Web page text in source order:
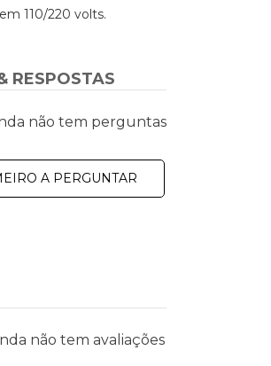
110/220 volts.
não tem avaliações
RESPOSTAS
não tem perguntas
A PERGUNTAR